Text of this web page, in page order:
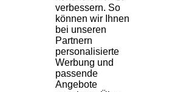
verbessern. So
können wir Ihnen
bei unseren
Partnern
personalisierte
Werbung und
passende
Angebote